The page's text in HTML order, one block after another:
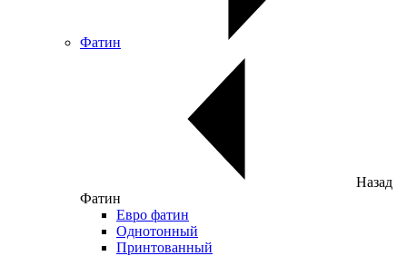
Фатин
Назад
Фатин
Евро фатин
Однотонный
Принтованный